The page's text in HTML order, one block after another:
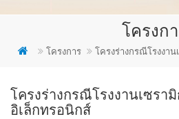
โครงก
โครงการ โครงร่างกรณีโรงงา
โครงร่างกรณีโรงงานเซรา
อิเล็กทรอนิกส์